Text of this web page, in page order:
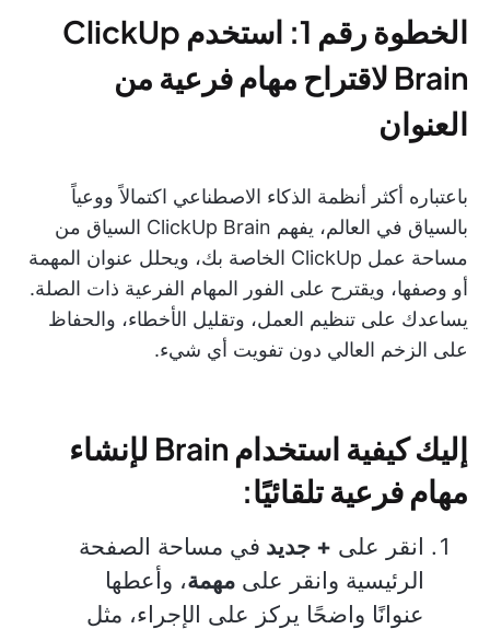
الخطوة رقم 1: استخدم ClickUp
Brain لاقتراح مهام فرعية من
العنوان
باعتباره أكثر أنظمة الذكاء الاصطناعي اكتمالاً ووعياً
بالسياق في العالم، يفهم ClickUp Brain السياق من
مساحة عمل ClickUp الخاصة بك، ويحلل عنوان المهمة
أو وصفها، ويقترح على الفور المهام الفرعية ذات الصلة.
يساعدك على تنظيم العمل، وتقليل الأخطاء، والحفاظ
على الزخم العالي دون تفويت أي شيء.
إليك كيفية استخدام Brain لإنشاء
مهام فرعية تلقائيًا:
انقر على + جديد في مساحة الصفحة
الرئيسية وانقر على مهمة، وأعطها
عنوانًا واضحًا يركز على الإجراء، مثل